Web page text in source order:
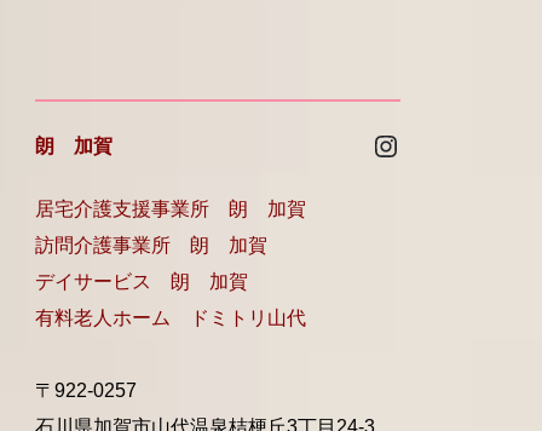
朗 加賀 Instagram
居宅介護支援事業所 朗 加賀
訪問介護事業所 朗 加賀
デイサービス 朗 加賀
有料老人ホーム ドミトリ山代
〒922-0257